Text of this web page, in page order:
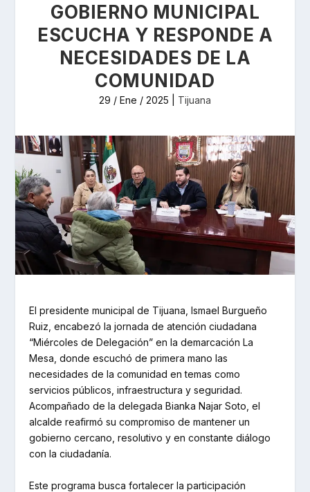
GOBIERNO MUNICIPAL
ESCUCHA Y RESPONDE A
NECESIDADES DE LA
COMUNIDAD
29 / Ene / 2025 Tijuana
El presidente municipal de Tijuana, Ismael Burgueño
Ruiz, encabezó la jornada de atención ciudadana
“Miércoles de Delegación” en la demarcación La
Mesa, donde escuchó de primera mano las
necesidades de la comunidad en temas como
servicios públicos, infraestructura y seguridad.
Acompañado de la delegada Bianka Najar Soto, el
alcalde reafirmó su compromiso de mantener un
gobierno cercano, resolutivo y en constante diálogo
con la ciudadanía.
Este programa busca fortalecer la participación